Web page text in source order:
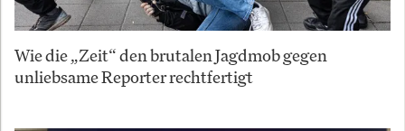
Wie die „Zeit“ den brutalen Jagdmob gegen
unliebsame Reporter rechtfertigt